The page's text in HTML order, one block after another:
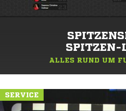
SPITZEN-
ALLES RUND UM
SERVICE